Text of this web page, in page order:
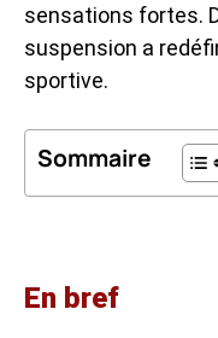
sensations fortes.
suspension a
sportive.
Sommaire
En bref